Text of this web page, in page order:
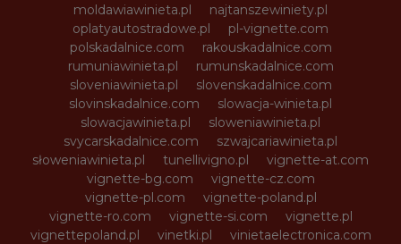
moldawiawinieta.pl
najtanszewiniety.pl
oplatyautostradowe.pl
pl-vignette.com
polskadalnice.com
rakouskadalnice.com
rumuniawinieta.pl
rumunskadalnice.com
sloveniawinieta.pl
slovenskadalnice.com
slovinskadalnice.com
slowacja-winieta.pl
slowacjawinieta.pl
sloweniawinieta.pl
svycarskadalnice.com
szwajcariawinieta.pl
słoweniawinieta.pl
tunellivigno.pl
vignette-at.com
vignette-bg.com
vignette-cz.com
vignette-pl.com
vignette-poland.pl
vignette-ro.com
vignette-si.com
vignette.pl
vignettepoland.pl
vinetki.pl
vinietaelectronica.com